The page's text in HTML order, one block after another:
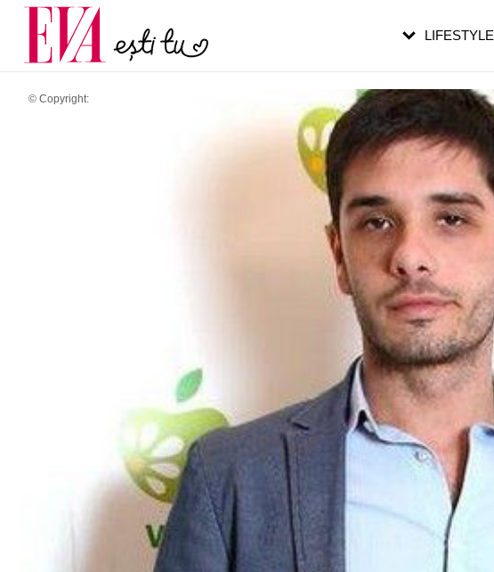
© Copyright:
LIFESTYLE
Carieră
Actualitate
pe măsură ce înaintezi în vârstă